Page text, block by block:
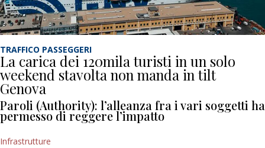
TRAFFICO PASSEGGERI
La carica dei 120mila turisti in un solo
weekend stavolta non manda in tilt
Genova
Paroli (Authority): l’alleanza fra i vari soggetti ha
permesso di reggere l’impatto
Infrastrutture